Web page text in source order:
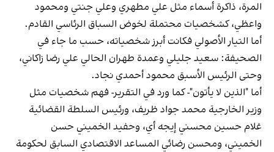
المرة، ذاكرة أسماء مثل علي مطهري وعلي جنتي ومحمود
واعظي، كشخصيات محتملة لخوض السباق الرئاسي القادم.
أما التيار الأصولي فكانت أبرز شخصياته، حسب ما جاء في
الصحيفة: سعيد جليلي وعمدة طهران الحالي علي رضا زاكاني،
وحتى الرئيس الأسبق محمود أحمدي نجاد.
أما "الذين لا يأتون"- كما ورد في التقرير- فهم شخصيات مثل
وزير الخارجية محمد جواد ظريف، ورئيس السلطة القضائية
غلام حسين محسني إيجه أي، وحفيد الخميني حسن
الخميني، ومحسن رضائي المساعد الاقتصادي السابق لحكومة